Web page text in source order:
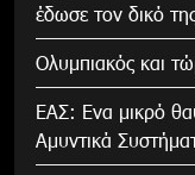
έδωσε τον δικό
Ολυμπιακός και
ΕΑΣ: Ενα μικρό
Αμυντικά